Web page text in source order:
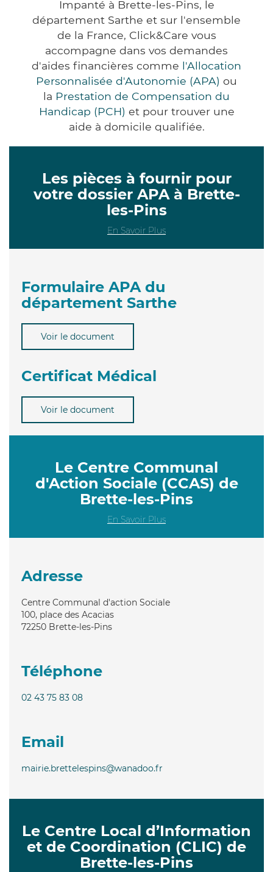
Impanté à Brette-les-Pins, le
département Sarthe et sur l'ensemble
de la France, Click&Care vous
accompagne dans vos demandes
d'aides financières comme l'Allocation
Personnalisée d'Autonomie (APA) ou
la Prestation de Compensation du
Handicap (PCH) et pour trouver une
aide à domicile qualifiée.
Les pièces à fournir pour
votre dossier APA à Brette-
les-Pins
En Savoir Plus
Formulaire APA du
département Sarthe
Voir le document
Certificat Médical
Voir le document
Le Centre Communal
d'Action Sociale (CCAS) de
Brette-les-Pins
En Savoir Plus
Adresse
Centre Communal d'action Sociale
100, place des Acacias
72250 Brette-les-Pins
Téléphone
02 43 75 83 08
Email
mairie.brettelespins@wanadoo.fr
Le Centre Local d’Information
et de Coordination (CLIC) de
Brette-les-Pins